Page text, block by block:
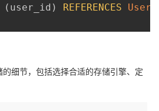
( user_id ) REFERENCES User
细节，包括选择合适的存储引擎、定